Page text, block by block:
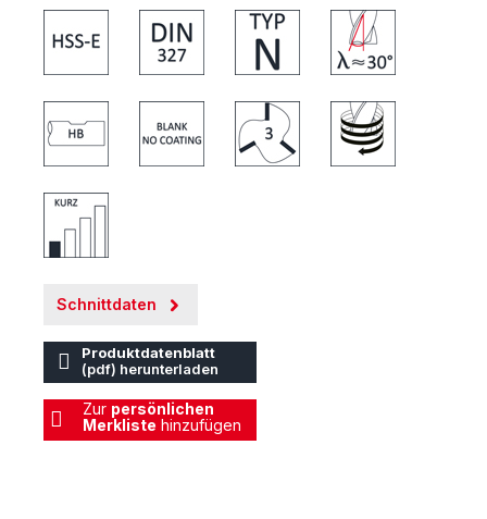
Schnittdaten
Produktdatenblatt
(pdf) herunterladen
Zur persönlichen
Merkliste hinzufügen